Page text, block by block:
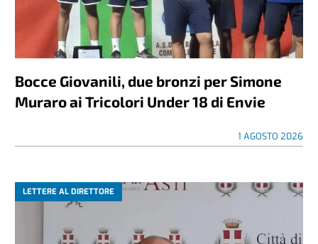
Bocce Giovanili, due bronzi per Simone
Muraro ai Tricolori Under 18 di Envie
1 AGOSTO 2026
LETTERE AL DIRETTORE